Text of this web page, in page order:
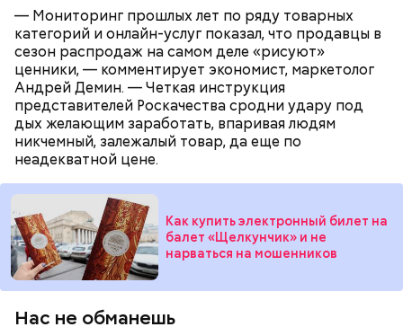
— Мониторинг прошлых лет по ряду товарных
категорий и онлайн-услуг показал, что продавцы в
сезон распродаж на самом деле «рисуют»
ценники, — комментирует экономист, маркетолог
Андрей Демин. — Четкая инструкция
представителей Роскачества сродни удару под
дых желающим заработать, впаривая людям
никчемный, залежалый товар, да еще по
неадекватной цене.
Как купить электронный билет на
балет «Щелкунчик» и не
нарваться на мошенников
Нас не обманешь
Люди часто не могут накопить нужную сумму из-за
«копить опасно», «деньги руки жгут», «живем один
раз». В результате никаких дополнительных
средств мы не имеем. Важно, особенно в семьях,
производить учет, контроль, планирование и
оптимизацию своих доходов и расходов. Овладев
этими навыками, можно создать хорошую
финансовую подушку безопасности, — заключила
финансист.